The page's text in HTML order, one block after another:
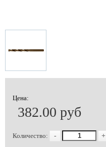
Цена:
382.00 руб
Количество: - +